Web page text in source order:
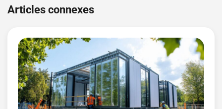
de
Articles connexes